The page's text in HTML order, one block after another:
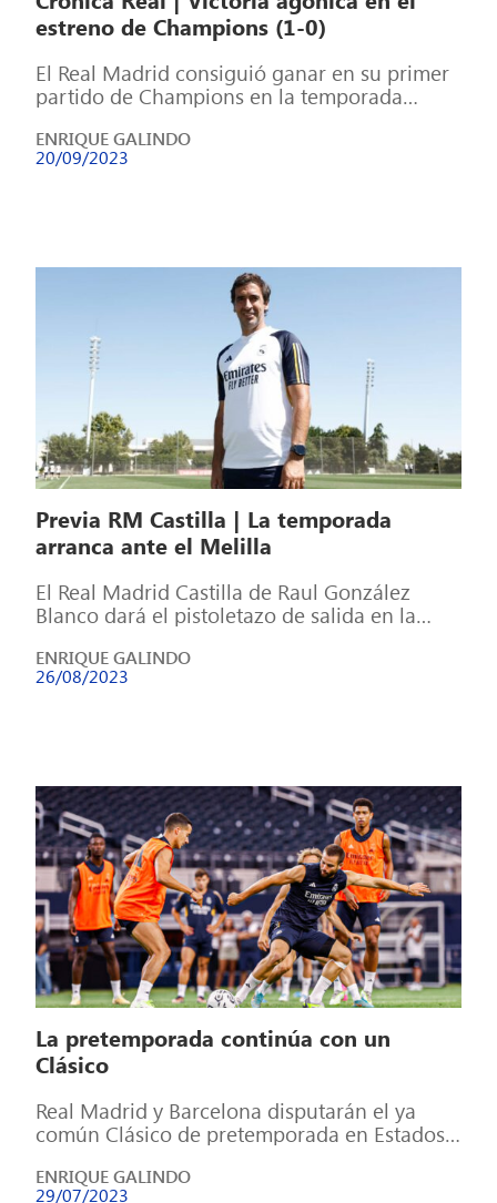
estreno de Champions (1-0)
El Real Madrid consiguió ganar en su primer
partido de Champions en la temporada
ENRIQUE GALINDO
20/09/2023
Previa RM Castilla | La temporada
arranca ante el Melilla
El Real Madrid Castilla de Raul González
Blanco dará el pistoletazo de salida en la
ENRIQUE GALINDO
26/08/2023
La pretemporada continúa con un
Clásico
Real Madrid y Barcelona disputarán el ya
común Clásico de pretemporada en Estados
ENRIQUE GALINDO
29/07/2023